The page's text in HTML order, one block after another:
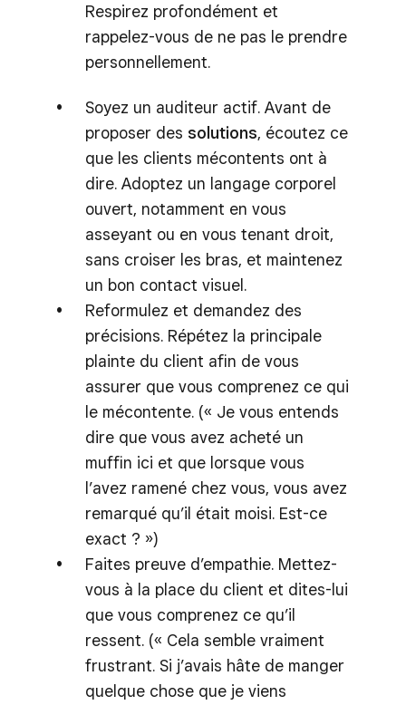
Respirez profondément et
rappelez-vous de ne pas le prendre
personnellement.
Soyez un auditeur actif. Avant de
proposer des solutions, écoutez ce
que les clients mécontents ont à
dire. Adoptez un langage corporel
ouvert, notamment en vous
asseyant ou en vous tenant droit,
sans croiser les bras, et maintenez
un bon contact visuel.
Reformulez et demandez des
précisions. Répétez la principale
plainte du client afin de vous
assurer que vous comprenez ce qui
le mécontente. (« Je vous entends
dire que vous avez acheté un
muffin ici et que lorsque vous
l’avez ramené chez vous, vous avez
remarqué qu’il était moisi. Est-ce
exact ? »)
Faites preuve d’empathie. Mettez-
vous à la place du client et dites-lui
que vous comprenez ce qu’il
ressent. (« Cela semble vraiment
frustrant. Si j’avais hâte de manger
quelque chose que je viens